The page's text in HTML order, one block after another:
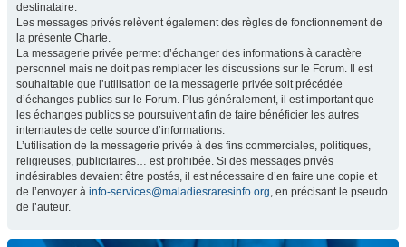
destinataire.
Les messages privés relèvent également des règles de fonctionnement de
la présente Charte.
La messagerie privée permet d’échanger des informations à caractère
personnel mais ne doit pas remplacer les discussions sur le Forum. Il est
souhaitable que l’utilisation de la messagerie privée soit précédée
d’échanges publics sur le Forum. Plus généralement, il est important que
les échanges publics se poursuivent afin de faire bénéficier les autres
internautes de cette source d’informations.
L’utilisation de la messagerie privée à des fins commerciales, politiques,
religieuses, publicitaires… est prohibée. Si des messages privés
indésirables devaient être postés, il est nécessaire d’en faire une copie et
de l’envoyer à info-services@maladiesraresinfo.org, en précisant le pseudo
de l’auteur.